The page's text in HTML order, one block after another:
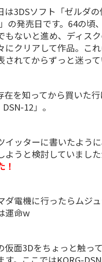
は3DSソフト「ゼルダ
の発売日です。64の頃
もないと進め、ディス
にクリアして作品。こ
されてからずっと迷って
在を知ってから買いた
12」。
イッターに書いたよう
ようと検討していました
！
ダ電機に行ったらムジ
運命w
仮面3Dをちょっと触っ